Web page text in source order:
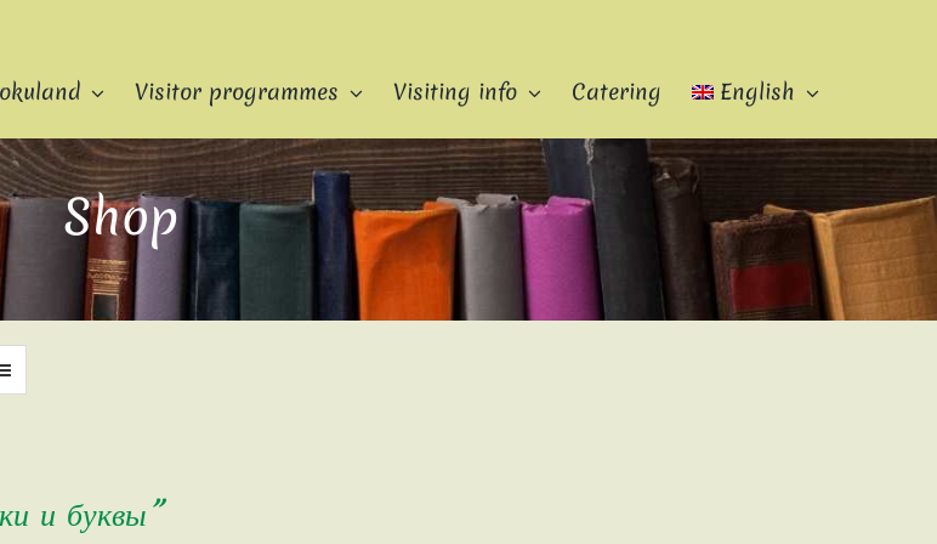
Visitor programmes Visiting info Catering English
Shop
и буквы”